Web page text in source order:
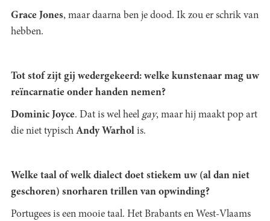
Grace Jones, maar daarna ben je dood. Ik zou er schrik van
hebben.
Tot stof zijt gij wedergekeerd: welke kunstenaar mag uw
reïncarnatie onder handen nemen?
Dominic Joyce. Dat is wel heel gay, maar hij maakt pop art
die niet typisch Andy Warhol is.
Welke taal of welk dialect doet stiekem uw (al dan niet
geschoren) snorharen trillen van opwinding?
Portugees is een mooie taal. Het Brabants en West-Vlaams